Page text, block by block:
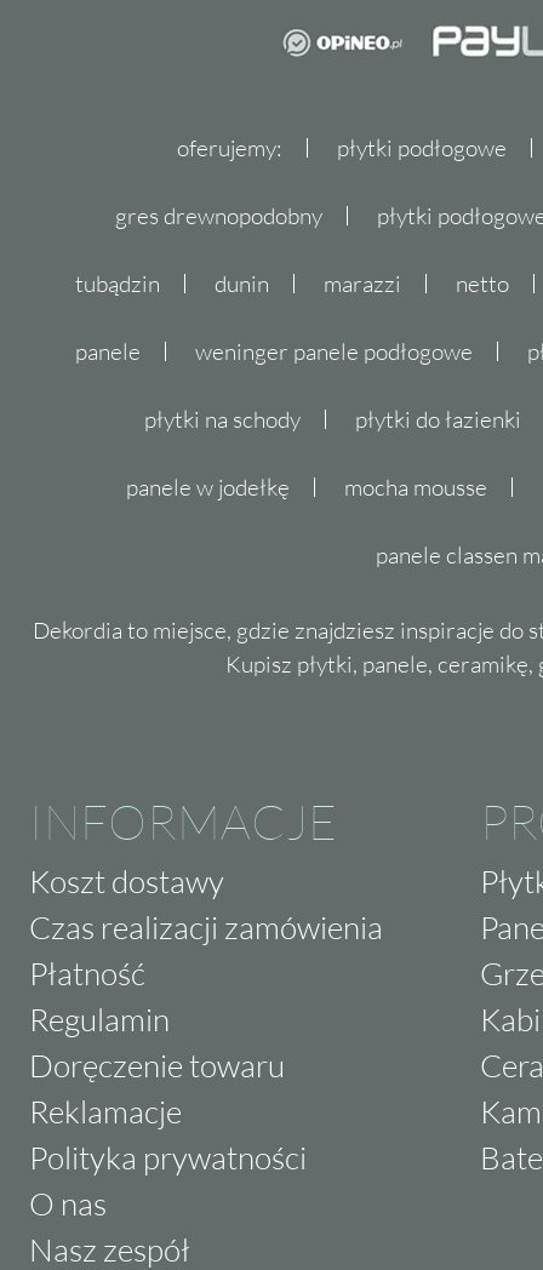
oferujemy: płytki podłogowe
gres drewnopodobny płytki
tubądzin dunin marazzi netto
panele weninger panele podłogowe
płytki na schody płytki do łazienki
panele w jodełkę mocha mousse
panele classen
Dekordia to miejsce, gdzie znajdziesz inspiracje do
Kupisz płytki, panele,
INFORMACJE
Koszt dostawy
Czas realizacji zamówienia
Płatność
Regulamin
Doręczenie towaru
Reklamacje
Polityka prywatności
O nas
Nasz zespół